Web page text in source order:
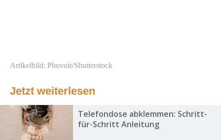
Artikelbild: Phovoir/Shutterstock
Jetzt weiterlesen
Telefondose abklemmen: Schritt-
für-Schritt Anleitung